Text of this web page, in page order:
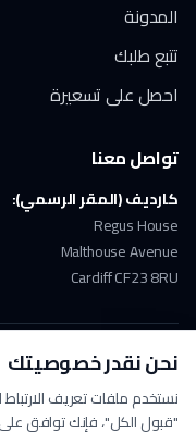
نحن نقدر خصوصيتك
نستخدم ملفات تعريف الارتباط
"قبول الكل"، فإنك توافق
المدونة
تتبع طلبك
احصل على تسعيرة
تواصل معنا
كارديف (المقر الرسمي):
Regus House
Malthouse Avenue
Cardiff CF23 8RU
ملتزمون بـ GDPR